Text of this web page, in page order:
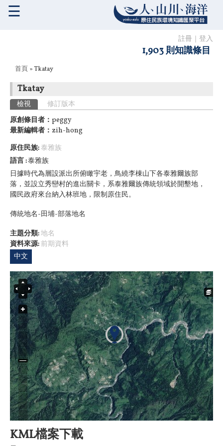
註冊 登入
1,903 則知識條目
☰
您在這裡
首頁 » Tkatay
Tkatay
主要索引標籤
檢視 (作用中頁籤)
修訂版本
原創條目者： peggy
最新編輯者： zih-hong
原住民族: 泰雅族
語言 泰雅族
日據時代為層設派出所俯瞰宇老，鳥繞李棟山下各泰雅爾族部
落，並設立秀巒村的進出關卡，系泰雅爾族傳統領域於開墾地，
國民政府來台納入林班地，限制原住民。
傳統地名-田埔-部落地名
主題分類:地名
資料來源:前期資料
中文
KML檔案下載